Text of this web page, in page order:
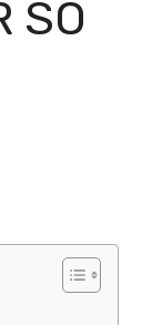
SO